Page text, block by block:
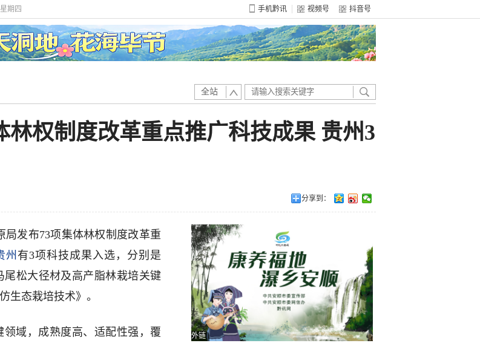
期四 手机黔讯 视频号 抖音号
全站
林权制度改革重点推广科技成果 贵州3
分享到：
发布73项集体林权制度改革重
州 有3项科技成果入选，分别是
尾松大径材及高产脂林栽培关键
生态栽培技术》。
域，成熟度高、适配性强，覆
外链